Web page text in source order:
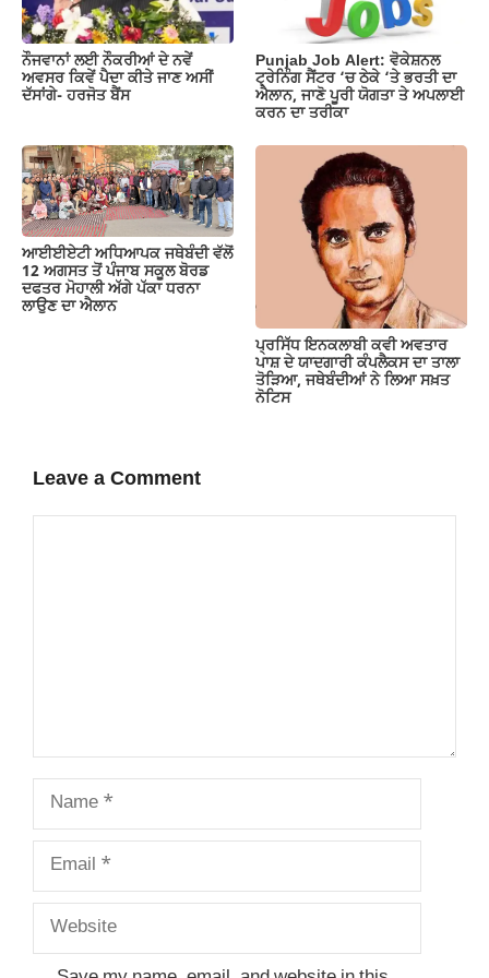
ਨੌਜਵਾਨਾਂ ਲਈ ਨੌਕਰੀਆਂ ਦੇ ਨਵੇਂ
ਅਵਸਰ ਕਿਵੇਂ ਪੈਦਾ ਕੀਤੇ ਜਾਣ ਅਸੀਂ
ਦੱਸਾਂਗੇ- ਹਰਜੋਤ ਬੈਂਸ
Punjab Job Alert: ਵੋਕੇਸ਼ਨਲ
ਟ੍ਰੇਨਿੰਗ ਸੈਂਟਰ ‘ਚ ਠੇਕੇ ‘ਤੇ ਭਰਤੀ ਦਾ
ਐਲਾਨ, ਜਾਣੋ ਪੂਰੀ ਯੋਗਤਾ ਤੇ ਅਪਲਾਈ
ਕਰਨ ਦਾ ਤਰੀਕਾ
ਆਈਈਏਟੀ ਅਧਿਆਪਕ ਜਥੇਬੰਦੀ ਵੱਲੋਂ
12 ਅਗਸਤ ਤੋਂ ਪੰਜਾਬ ਸਕੂਲ ਬੋਰਡ
ਦਫਤਰ ਮੋਹਾਲੀ ਅੱਗੇ ਪੱਕਾ ਧਰਨਾ
ਲਾਉਣ ਦਾ ਐਲਾਨ
ਪ੍ਰਸਿੱਧ ਇਨਕਲਾਬੀ ਕਵੀ ਅਵਤਾਰ
ਪਾਸ਼ ਦੇ ਯਾਦਗਾਰੀ ਕੰਪਲੈਕਸ ਦਾ ਤਾਲਾ
ਤੋੜਿਆ, ਜਥੇਬੰਦੀਆਂ ਨੇ ਲਿਆ ਸਖ਼ਤ
ਨੋਟਿਸ
Leave a Comment
Name
Email
Website